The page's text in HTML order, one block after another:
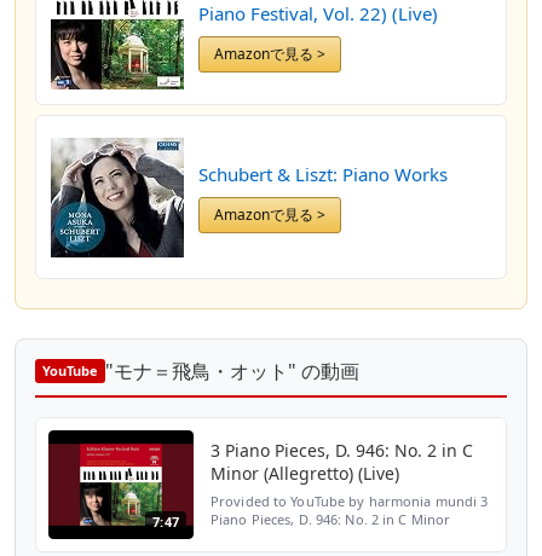
Piano Festival, Vol. 22) (Live)
Amazonで見る >
Schubert & Liszt: Piano Works
Amazonで見る >
YouTube "モナ＝飛鳥・オット" の動画
7:47
3 Piano Pieces, D. 946: No. 2 in C
Minor (Allegretto) (Live)
Provided to YouTube by harmonia mundi 3
Piano Pieces, D. 946: No. 2 in C Minor